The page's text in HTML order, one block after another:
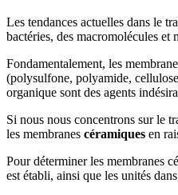
Les tendances actuelles dans le
bactéries, des macromolécules et
Fondamentalement, les
(polysulfone, polyamide,
organique sont des agents
Si nous nous concentrons sur le
les membranes céramiques en
Pour déterminer les membranes
est établi, ainsi que les unités